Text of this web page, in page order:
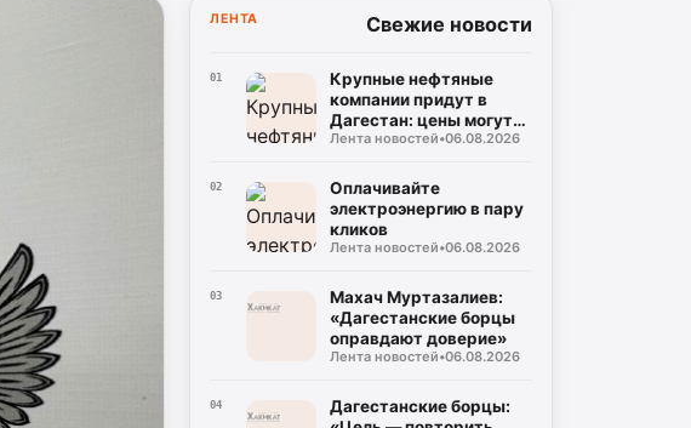
ЛЕНТА Свежие новости
01
Крупные нефтяные
компании придут в
Дагестан: цены могут
снизиться!
Лента новостей•06.08.2026
02
Оплачивайте
электроэнергию в пару
кликов
Лента новостей•06.08.2026
03
Махач Муртазалиев:
«Дагестанские борцы
оправдают доверие»
Лента новостей•06.08.2026
04
Дагестанские борцы: